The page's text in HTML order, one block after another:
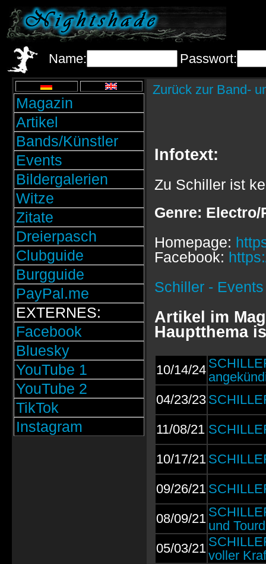
Name: Passwort:
Magazin
Artikel
Bands/Künstler
Events
Bildergalerien
Witze
Zitate
Dreierpasch
Clubguide
Burgguide
PayPal.me
EXTERNES:
Facebook
Bluesky
YouTube 1
YouTube 2
TikTok
Instagram
Zurück zur Band-
Infotext:
Zu Schiller ist
Genre: Electro/
Homepage:
Facebook:
Schiller - Events
Artikel im
Hauptthema
10/14/24
04/23/23
11/08/21
10/17/21
09/26/21
08/09/21 und
05/03/21voller